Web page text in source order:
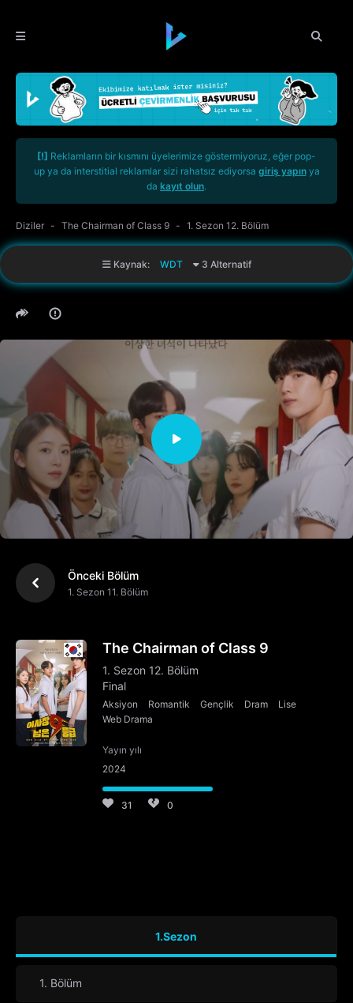
[!] Reklamların bir kısmını üyelerimize göstermiyoruz, eğer pop-
up ya da interstitial reklamlar sizi rahatsız ediyorsa giriş yapınya
da kayıt olun.
Diziler The Chairman of Class 9 1. Sezon 12. Bölüm
Kaynak: WDT 3 Alternatif
Önceki Bölüm
1. Sezon 11. Bölüm
The Chairman of Class 9
1. Sezon 12. Bölüm
Final
Aksiyon Romantik Gençlik Dram
Lise
Web Drama
Yayın yılı
2024
31 0
1.Sezon
1. Bölüm